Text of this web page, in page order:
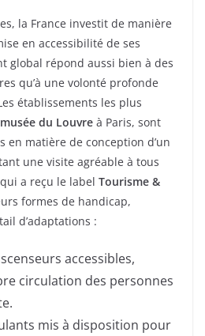
la France investit de manière
en accessibilité de ses
global répond aussi bien à des
qu’à une volonté profonde
établissements les plus
musée du Louvre à Paris, sont
en matière de conception d’un
une visite agréable à tous
a reçu le label Tourisme &
formes de handicap,
d’adaptations :
accessibles,
circulation des personnes
mis à disposition pour